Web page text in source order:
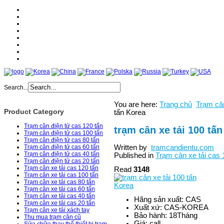
Search...
Product Category
Trạm cân điện tử cas 120 tấn
Trạm cân điện tử cas 100 tấn
Trạm cân điện tử cas 80 tấn
Trạm cân điện tử cas 60 tấn
Trạm cân điện tử cas 40 tấn
Trạm cân điện tử cas 20 tấn
Trạm cân xe tải cas 120 tấn
Trạm cân xe tải cas 100 tấn
Trạm cân xe tải cas 80 tấn
Trạm cân xe tải cas 60 tấn
Trạm cân xe tải cas 40 tấn
Trạm cân xe tải cas 20 tấn
Trạm cân xe tải xách tay
Thu mua trạm cân cũ
You are here: Trang chủ Trạm
tấn Korea
trạm cân xe tải 100
Written by tramcandientu.com
Published in Trạm cân xe tải cas
Read 3148
Hãng sản xuất: CAS
Xuất xứ: CAS-KOREA
Bảo hành: 18Tháng